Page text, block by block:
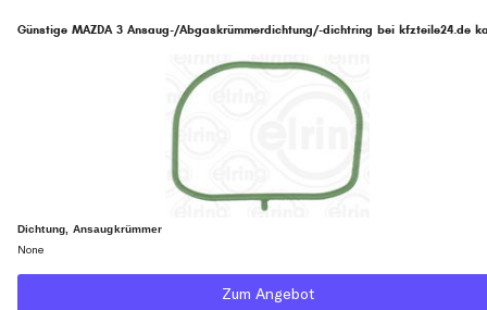
Günstige MAZDA 3 Ansaug-/Abgaskrümmerdichtung/-dichtring bei kfzteile24.de
Dichtung, Ansaugkrümmer
None
Zum Angebot